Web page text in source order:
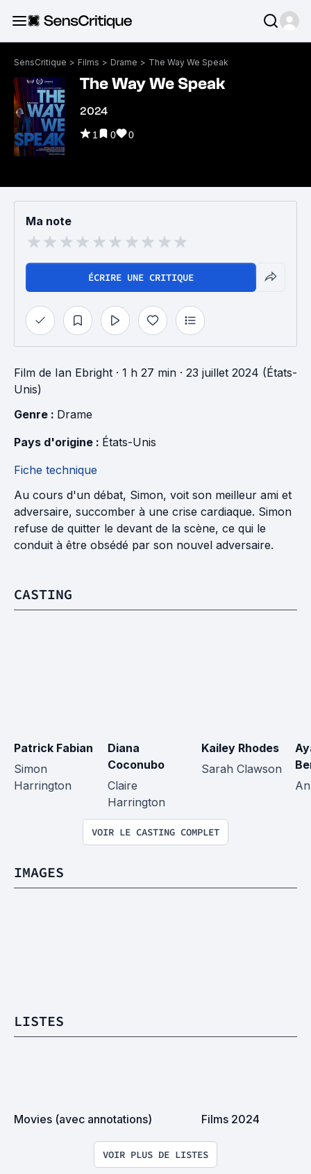
SensCritique > Films > Drame > The Way We Speak
The Way We Speak
2024
1 0 0
Ma note
ÉCRIRE UNE CRITIQUE
Film de Ian Ebright · 1 h 27 min · 23 juillet 2024 (États-
Unis)
Genre : Drame
Pays d'origine : États-Unis
Fiche technique
Au cours d'un débat, Simon, voit son meilleur ami et
adversaire, succomber à une crise cardiaque. Simon
refuse de quitter le devant de la scène, ce qui le
conduit à être obsédé par son nouvel adversaire.
CASTING
Patrick Fabian
Simon
Harrington
Diana
Coconubo
Claire
Harrington
Kailey Rhodes
Sarah Clawson
VOIR LE CASTING COMPLET
IMAGES
LISTES
Movies (avec annotations) Films 2024
VOIR PLUS DE LISTES